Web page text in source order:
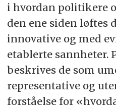
i hvordan politikere
den ene siden løftes
innovative og med
etablerte sannheter.
beskrives de som
representative og
forståelse for